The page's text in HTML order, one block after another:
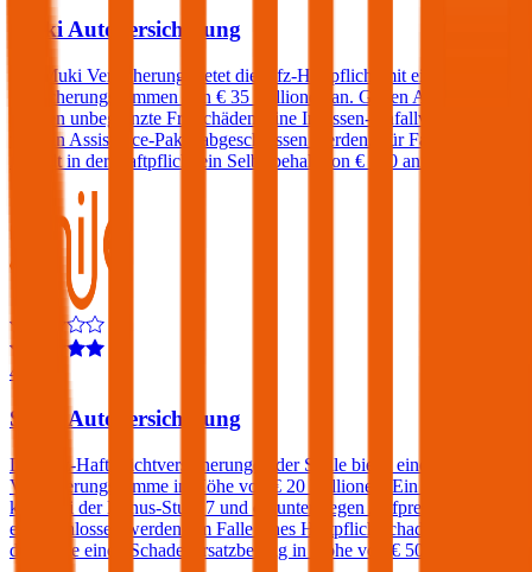
Muki Autoversicherung
Die Muki Versicherung bietet die Kfz-Haftpflicht mit einer
Versicherungssummen von € 35 Millionen an. Gegen Aufpreis
können unbegrenzte Freischäden, eine Insassen-Unfallversicherung
und ein Assistance-Paket abgeschlossen werden. Für Fahrer unter
23 fällt in der Haftpflicht ein Selbstbehalt von € 500 an.
4,6
Smile Autoversicherung
Die Kfz-Haftpflichtversicherungen der Smile bietet eine
Versicherungssumme in Höhe von € 20 Millionen. Ein Freischaden
kann bei der Bonus-Stufe 7 und darunter gegen Aufpreis
eingeschlossen werden. Im Falle eines Haftpflichtschadens verlangt
die Smile einen Schadenersatzbeitrag in Höhe von € 500.